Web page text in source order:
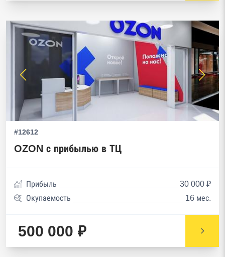
#12612
OZON с прибылью в ТЦ
Прибыль
30 000 ₽
Окупаемость
16 мес.
500 000 ₽